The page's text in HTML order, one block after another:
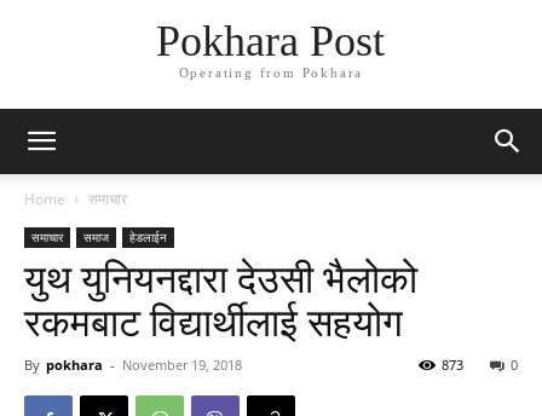
Pokhara Post
Operating from Pokhara
Home समाचार
समाचार समाज हेडलाईन
युथ युनियनद्दारा देउसी भैलोको
रकमबाट विद्यार्थीलाई सहयोग
By pokhara - November 19, 2018 0
873